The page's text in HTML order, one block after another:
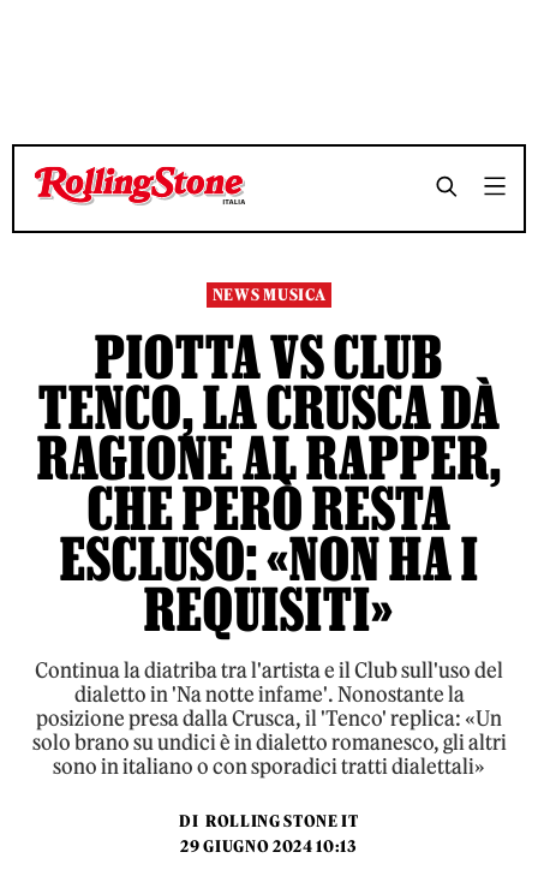
TEMPO DI LETTURA 5 MINUTI SHARE
TEMPO DI LETTURA 5 MINUTI SHARE
NEWS MUSICA
PIOTTA VS CLUB
TENCO, LA CRUSCA DÀ
RAGIONE AL RAPPER,
CHE PERÒ RESTA
ESCLUSO: «NON HA I
REQUISITI»
Continua la diatriba tra l'artista e il Club sull'uso del
dialetto in 'Na notte infame'. Nonostante la
posizione presa dalla Crusca, il 'Tenco' replica: «Un
solo brano su undici è in dialetto romanesco, gli altri
sono in italiano o con sporadici tratti dialettali»
DI ROLLING STONE IT
29 GIUGNO 2024 10:13